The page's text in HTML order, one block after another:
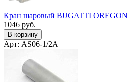
Кран шаровый BUGATTI OREGON
1046 руб.
В корзину
Арт: AS06-1/2A